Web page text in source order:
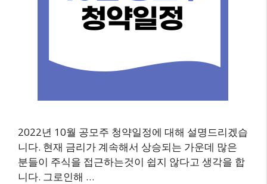
2022년 10월 공모주 청약일정에 대해 설명드리겠습
니다. 현재 금리가 계속해서 상승되는 가운데 많은
분들이 주식을 접근하는것이 쉽지 않다고 생각을 합
니다. 그로인해 …